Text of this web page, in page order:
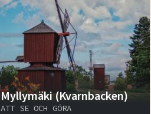
Myllymäki (Kvarnbacken)
ATT SE OCH GÖRA